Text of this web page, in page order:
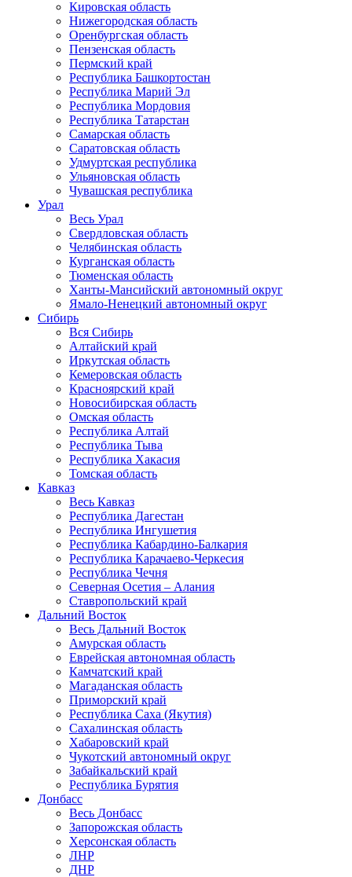
Кировская область
Нижегородская область
Оренбургская область
Пензенская область
Пермский край
Республика Башкортостан
Республика Марий Эл
Республика Мордовия
Республика Татарстан
Самарская область
Саратовская область
Удмуртская республика
Ульяновская область
Чувашская республика
Урал
Весь Урал
Свердловская область
Челябинская область
Курганская область
Тюменская область
Ханты-Мансийский автономный округ
Ямало-Ненецкий автономный округ
Сибирь
Вся Сибирь
Алтайский край
Иркутская область
Кемеровская область
Красноярский край
Новосибирская область
Омская область
Республика Алтай
Республика Тыва
Республика Хакасия
Томская область
Кавказ
Весь Кавказ
Республика Дагестан
Республика Ингушетия
Республика Кабардино-Балкария
Республика Карачаево-Черкесия
Республика Чечня
Северная Осетия – Алания
Ставропольский край
Дальний Восток
Весь Дальний Восток
Амурская область
Еврейская автономная область
Камчатский край
Магаданская область
Приморский край
Республика Саха (Якутия)
Сахалинская область
Хабаровский край
Чукотский автономный округ
Забайкальский край
Республика Бурятия
Донбасс
Весь Донбасс
Запорожская область
Херсонская область
ЛНР
ДНР